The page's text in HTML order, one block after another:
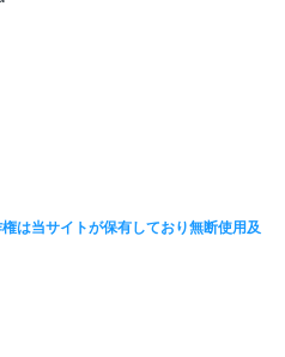
は当サイトが保有しており無断使用及